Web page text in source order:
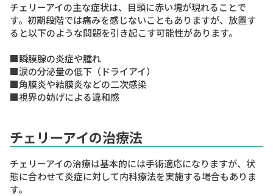
チェリーアイの主な症状は、目頭に赤い塊が現れることで
す。初期段階では痛みを感じないこともありますが、放置す
ると以下のような問題を引き起こす可能性があります。
■瞬膜腺の炎症や腫れ
■涙の分泌量の低下（ドライアイ）
■角膜炎や結膜炎などの二次感染
■視界の妨げによる違和感
チェリーアイの治療法
チェリーアイの治療は基本的には手術適応になりますが、状
態に合わせて炎症に対して内科療法を実施する場合もありま
す。